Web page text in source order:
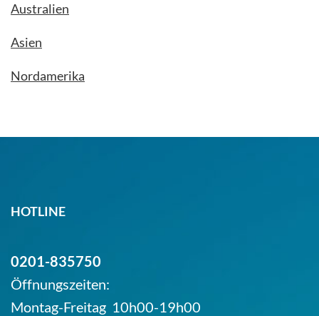
Australien
Asien
Nordamerika
HOTLINE
0201-835750
Öffnungszeiten:
Montag-Freitag 10h00-19h00